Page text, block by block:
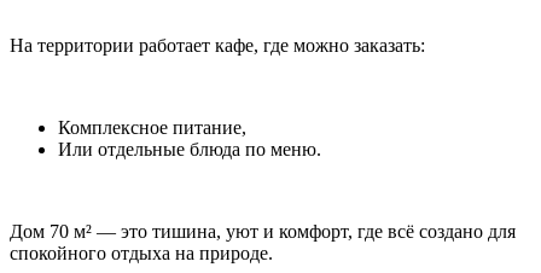
На территории работает кафе, где можно заказать:
Комплексное питание,
Или отдельные блюда по меню.
Дом 70 м² — это тишина, уют и комфорт, где всё создано для
спокойного отдыха на природе.